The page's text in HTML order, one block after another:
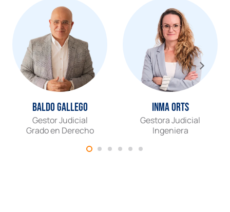
Baldo Gallego
Gestor Judicial
Grado en Derecho
Inma Orts
Gestora Judicial
Ingeniera